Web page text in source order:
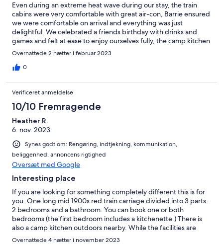
Even during an extreme heat wave during our stay, the train
cabins were very comfortable with great air-con, Barrie ensured
we were comfortable on arrival and everything was just
delightful. We celebrated a friends birthday with drinks and
games and felt at ease to enjoy ourselves fully, the camp kitchen
was great as well as sitting outside and listening to all the birds.
It was a pleasure to have Barrie provide us suggestions for local
and river swim made the weekend away delightful to
remember.
Overnattede 2 nætter i februar 2023
0
Verificeret anmeldelse
10/10 Fremragende
Heather R.
6. nov. 2023
Synes godt om: Rengøring, indtjekning, kommunikation,
beliggenhed, annoncens rigtighed
Oversæt med Google
Interesting place
If you are looking for something completely different this is for
you. One long mid 1900s red train carriage divided into 3 parts.
2 bedrooms and a bathroom. You can book one or both
bedrooms (the first bedroom includes a kitchenette.) There is
also a camp kitchen outdoors nearby. While the facilities are
fairly basic they are comprehensive, and help is readily at hand
Overnattede 4 nætter i november 2023